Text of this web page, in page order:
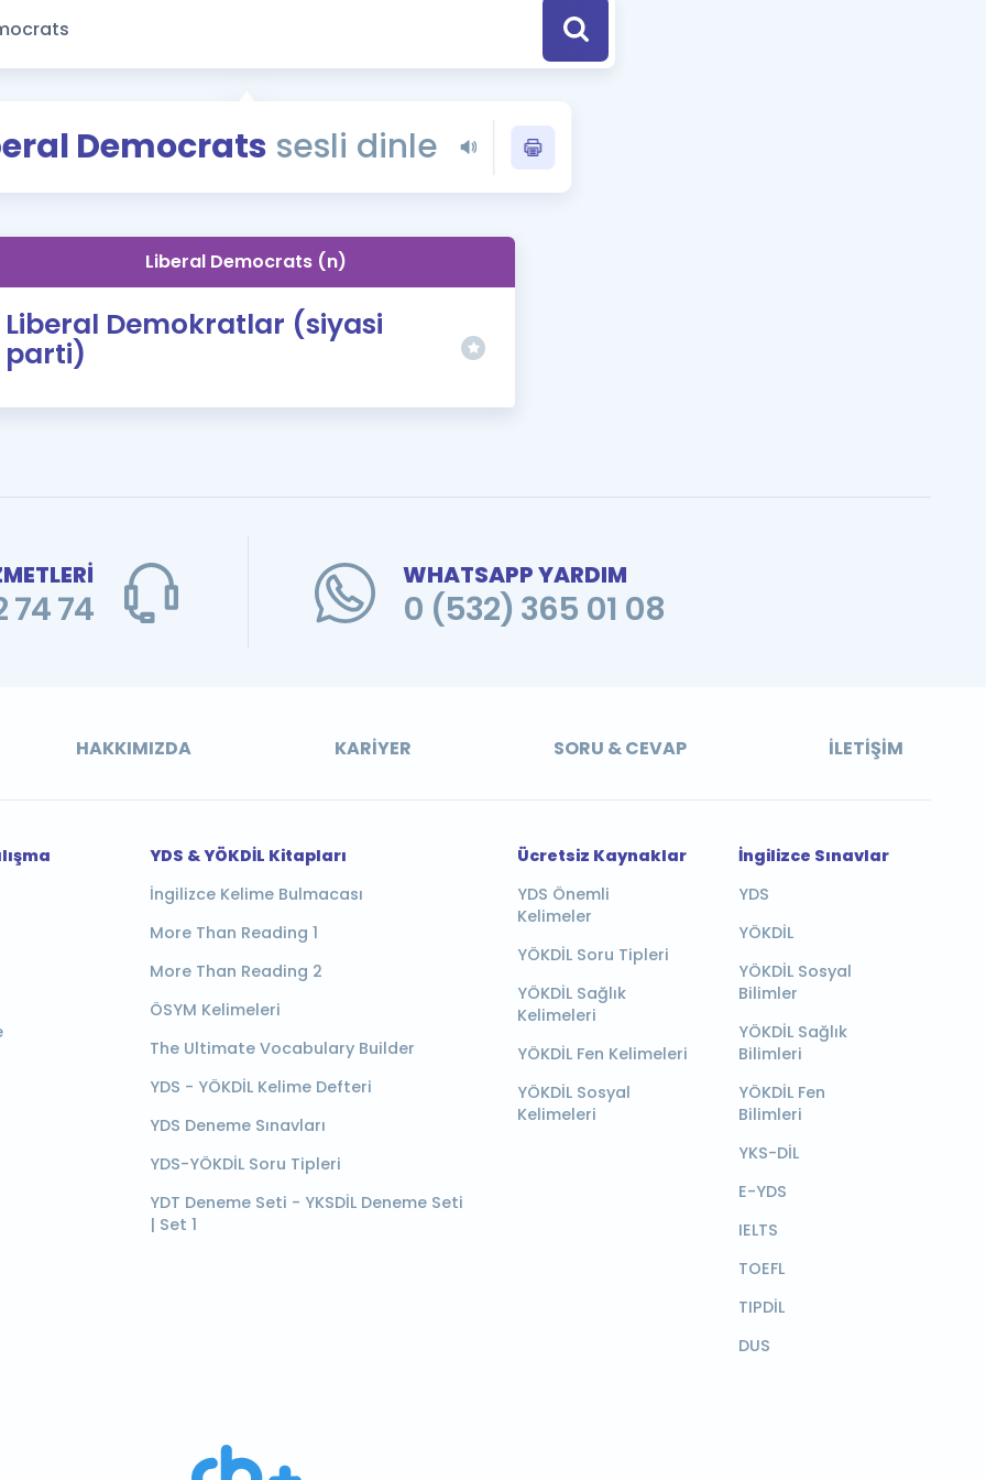
Eğitim ve Kitaplara Özel Fırsatlar
YDS - YÖKDİL Tüm Sınavlarla İlgili Haberler
İngilizce Gramer
İngilizce Gramer ve Konu Anlatımı
Democrats sesli dinle
Liberal Democrats (n)
Liberal Demokratlar (siyasi
parti)
74
WHATSAPP YARDIM
0 (532) 365 01 08
HAKKIMIZDA KARIYER SORU & CEVAP İLETIŞIM
YDS & YÖKDİL Kitapları
İngilizce Kelime Bulmacası
More Than Reading 1
More Than Reading 2
ÖSYM Kelimeleri
The Ultimate Vocabulary Builder
YDS - YÖKDİL Kelime Defteri
YDS Deneme Sınavları
YDS-YÖKDİL Soru Tipleri
YDT Deneme Seti - YKSDİL Deneme Seti
| Set 1
Ücretsiz Kaynaklar
YDS Önemli
Kelimeler
YÖKDİL Soru Tipleri
YÖKDİL Sağlık
Kelimeleri
YÖKDİL Fen Kelimeleri
YÖKDİL Sosyal
Kelimeleri
İngilizce Sınavlar
YDS
YÖKDİL
YÖKDİL Sosyal
Bilimler
YÖKDİL Sağlık
Bilimleri
YÖKDİL Fen
Bilimleri
YKS-DİL
E-YDS
IELTS
TOEFL
TIPDİL
DUS